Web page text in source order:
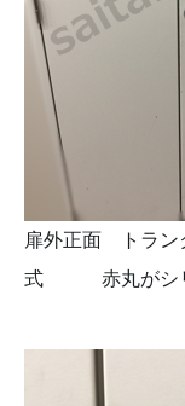
扉外正面 トラン
式 赤丸がシリ